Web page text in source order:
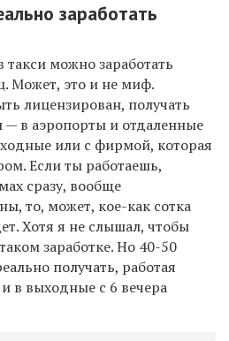
заработать
такси можно заработать
Может, это и не миф.
лицензирован, получать
— в аэропорты и отдаленные
или с фирмой, которая
Если ты работаешь,
сразу, вообще
то, может, кое-как сотка
Хотя я не слышал, чтобы
такомзаработке. Но 40-50
получать, работая
в выходные с 6 вечера